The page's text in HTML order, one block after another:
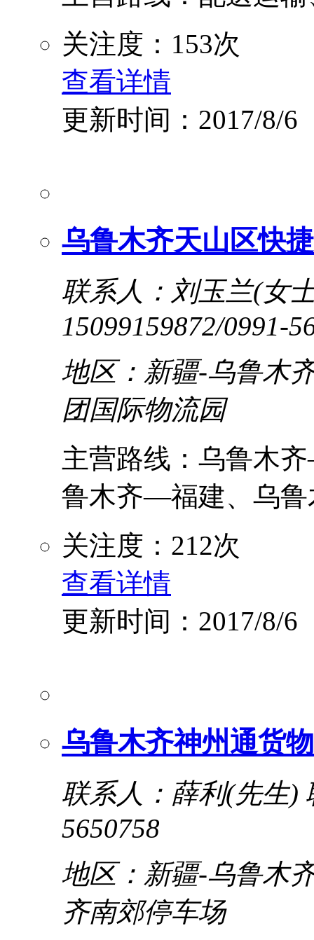
关注度：153次
查看详情
更新时间：2017/8/6
乌鲁木齐天山区快
联系人：刘玉兰(女
15099159872/0991-
地区：新疆-乌鲁木
团国际物流园
主营路线：乌鲁木
鲁木齐—福建、乌
关注度：212次
查看详情
更新时间：2017/8/6
乌鲁木齐神州通货
联系人：薛利(先生)
5650758
地区：新疆-乌鲁木
齐南郊停车场